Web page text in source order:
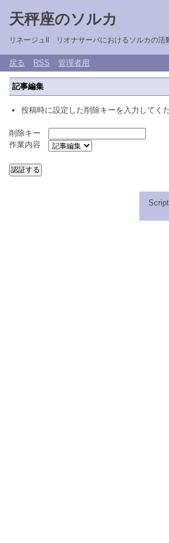
天秤座のソルカ
リネージュII リオナサーバにおけるソルカの活
戻る RSS 管理者用
記事編集
投稿時に設定した削除キーを入力してくだ
削除キー
作業内容